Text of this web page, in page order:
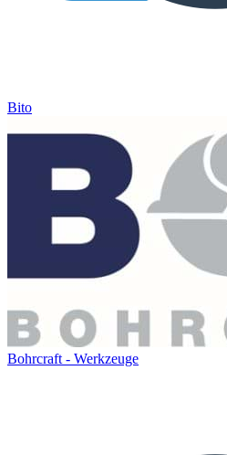
Bito
Bohrcraft - Werkzeuge